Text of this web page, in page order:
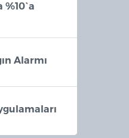
talebi, PC
%10`a
Alarmı